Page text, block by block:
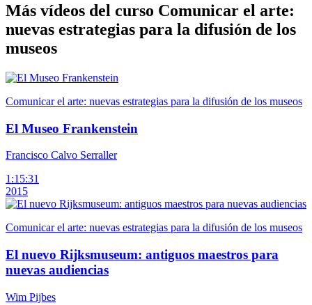
Más vídeos del curso Comunicar el arte:
nuevas estrategias para la difusión de los
museos
Comunicar el arte: nuevas estrategias para la difusión de los museos
El Museo Frankenstein
Francisco Calvo Serraller
1:15:31
2015
Comunicar el arte: nuevas estrategias para la difusión de los museos
El nuevo Rijksmuseum: antiguos maestros para
nuevas audiencias
Wim Pijbes